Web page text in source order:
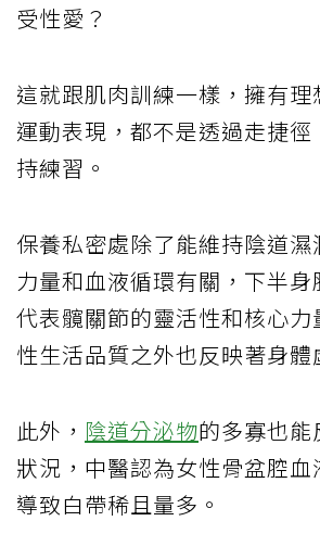
受性愛？
這就跟肌肉訓練一樣，擁有理
運動表現，都不是透過走捷徑
持練習。
保養私密處除了能維持陰道濕
力量和血液循環有關，下半
代表髖關節的靈活性和核心力
性生活品質之外也反映著身體
此外， 陰道分泌物的多寡也
狀況，中醫認為女性骨盆腔血
導致白帶稀且量多。